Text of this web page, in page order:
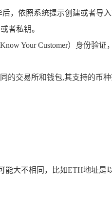
，依照系统提示创建或者导
者私钥。
Your Customer）身份验
的交易所和钱包,其支持的币种
大不相同，比如ETH地址是